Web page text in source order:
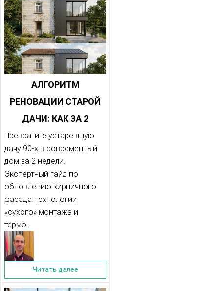
АЛГОРИТМ
РЕНОВАЦИИ СТАРОЙ
ДАЧИ: КАК ЗА 2
НЕДЕЛИ ОБНОВИТЬ
ФАСАД КИРПИЧНОГО
ДОМА 90-Х
Превратите устаревшую
дачу 90-х в современный
дом за 2 недели.
Экспертный гайд по
обновлению кирпичного
фасада: технологии
«сухого» монтажа и
термо...
Читать далее